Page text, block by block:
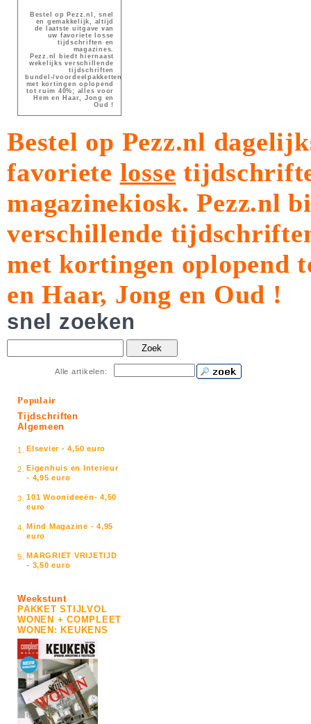
Bestel op Pezz.nl, snel
en gemakkelijk, altijd
de laatste uitgave van
uw favoriete losse
tijdschriften en
magazines.
Pezz.nl biedt hiernaast
wekelijks verschillende
tijdschriften
bundel-/voordeelpakketten
met kortingen oplopend
tot ruim 40%; alles voor
Hem en Haar, Jong en
Oud !
Bestel op Pezz.nl
favoriete losse
magazinekiosk.Pezz.nl
verschillende
met kortingen oplopend
en Haar, Jong en Oud !
snel zoeken
Zoek
Alle artikelen:
Populair
Tijdschriften
Algemeen
1. Elsevier - 4,50 euro
2. Eigenhuis en Interieur
- 4,95 euro
3. 101 Woonideeën- 4,50
euro
4. Mind Magazine - 4,95
euro
5. MARGRIET VRIJETIJD
- 3,50 euro
Weekstunt
PAKKET STIJLVOL
WONEN + COMPLEET
WONEN: KEUKENS